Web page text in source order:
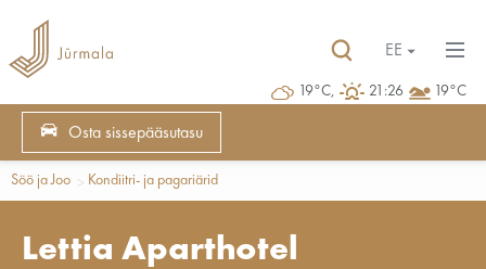
19°C, 21:26 19°C
EE
Osta sissepääsutasu
Söö ja Joo Kondiitri- ja pagariärid
Lettia Aparthotel